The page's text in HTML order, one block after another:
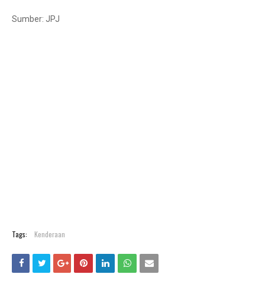
Sumber: JPJ
Tags: Kenderaan